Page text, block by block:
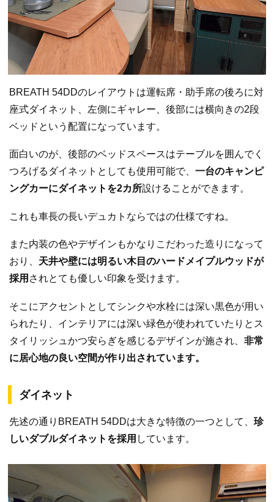
BREATH 54DDのレイアウトは運転席・助手席の後ろに対
座式ダイネット、左側にギャレー、後部には横向きの2段
ベッドという配置になっています。
面白いのが、後部のベッドスペースはテーブルを囲んでく
つろげるダイネットとしても使用可能で、 一台のキャンピ
ングカーにダイネットを2カ所設けることができます。
これも車長の長いデュカトならではの仕様ですね。
また内装の色やデザインもかなりこだわった造りになって
おり、 天井や壁には明るい木目のハードメイプルウッドが
採用 されとても優しい印象を受けます。
そこにアクセントとしてシンクや水栓には深い黒色が用い
られたり、インテリアには深い緑色が使われていたりとス
タイリッシュかつ安らぎを感じるデザインが施され、 非常
に居心地の良い空間が作り出されています。
ダイネット
先述の通りBREATH 54DDは大きな特徴の一つとして、 珍
しいダブルダイネットを採用 しています。